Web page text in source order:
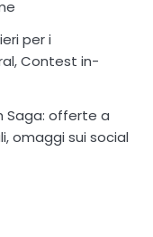
per i
Contest in-
Saga: offerte a
omaggi sui social